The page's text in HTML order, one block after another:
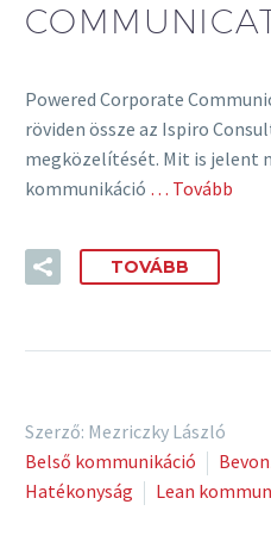
Powered Corporate
röviden össze az Ispiro
megközelítését. Mit is jelent
kommunikáció … Tovább
TOVÁBB
Szerző: Mezriczky László
Belső kommunikáció
Hatékonyság
Lean